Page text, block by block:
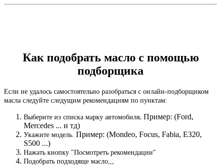
Как подобрать масло с помощью
подборщика
Если не удалось самостоятельно разобраться с онлайн-подборщиком
масла следуйте следущим рекомендациям по пунктам:
Выберите из списка марку автомобиля. Пример: (Ford,
Mercedes ... и тд)
Укажите модель. Пример: (Mondeo, Focus, Fabia, E320,
S500 ...)
Нажать кнопку "Посмотреть рекомендации"
Подобрать подходяще масло,,,